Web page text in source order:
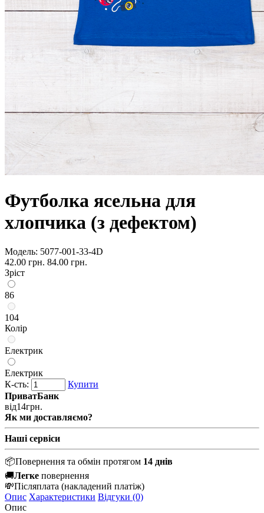
Футболка ясельна для
хлопчика (з дефектом)
Модель: 5077-001-33-4D
42.00 грн. 84.00 грн.
Зріст
86
104
Колір
Електрик
Електрик
К-сть:
Купити
ПриватБанк
від14грн.
Як ми доставляємо?
Наші сервіси
📦Повернення та обмін протягом 14 днів
🚚Легке повернення
💸Післяплата (накладений платіж)
Опис Характеристики Відгуки (0)
Опис